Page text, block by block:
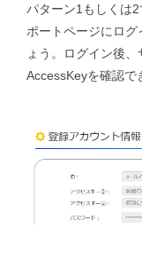
パターン1もしくは
ポートページにロ
ょう。ログイン後
AccessKeyを確認で